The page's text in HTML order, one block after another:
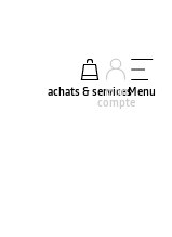
achats & services
mon
compte
Menu